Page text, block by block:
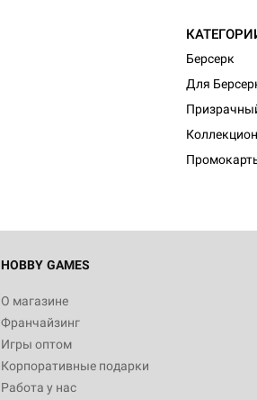
Берсерк
Для
HOBBY GAMES
О магазине
Франчайзинг
Игры оптом
Корпоративные подарки
Работа у нас
Настольная игра Hobby World Журнал
"Мир фантастики. Спецвыпуск: Братья
империи: Боевая тревога
799
Настольная игра Hobby World Сумерки
империи. Четвёртая редакция: Грозовой
Рубеж
12 990